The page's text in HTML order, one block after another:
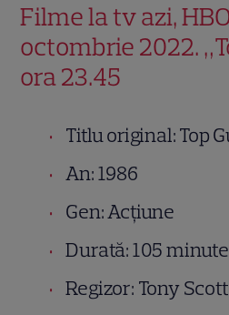
Filme la tv azi,
octombrie 2022.
ora 23.45
Titlu original: Top
An: 1986
Gen: Acțiune
Durată: 105 minute
Regizor: Tony Scott